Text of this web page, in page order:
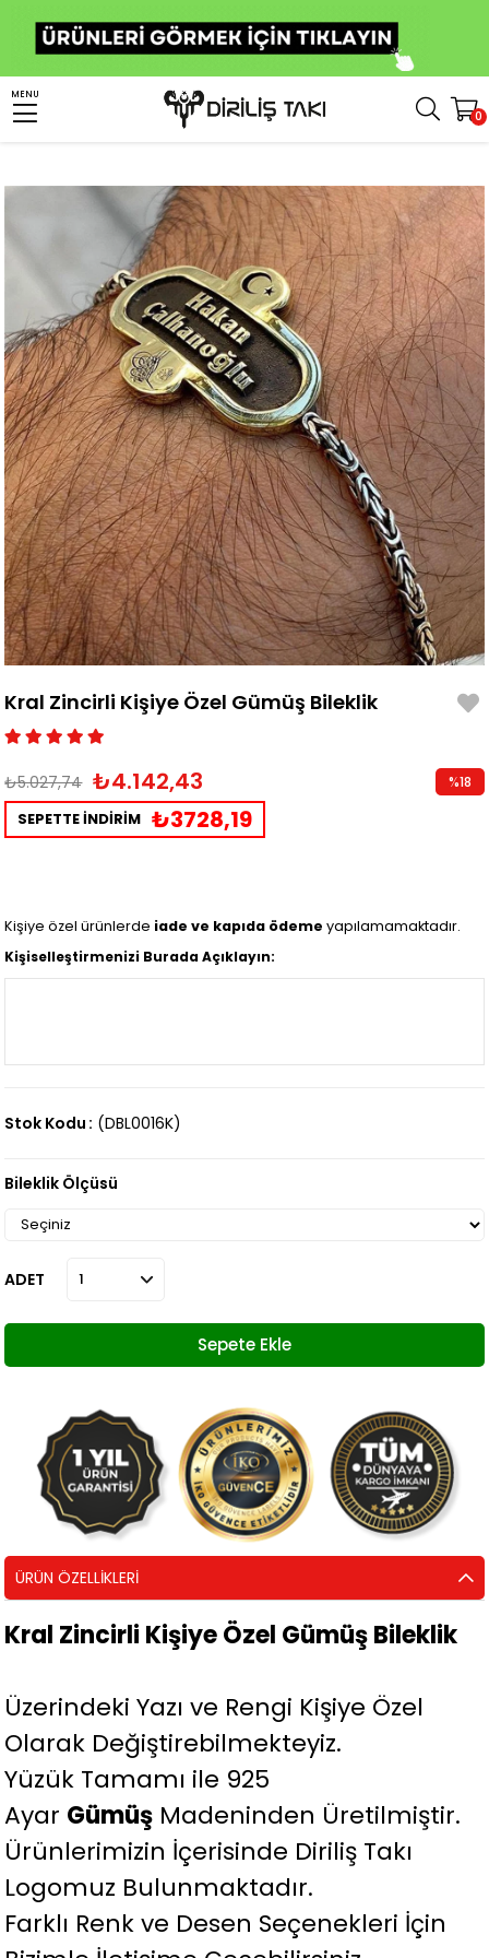
MENU
0
Kişiye Özel Ürünler
Kral Zincirli Kişiye Özel Gümüş Bileklik
Kral Zincirli Kişiye Özel Gümüş Bileklik
₺5.027,74 ₺4.142,43
SEPETTE İNDİRİM ₺3728,19
%18
Kişiye özel ürünlerde iade ve kapıda ödeme yapılamamaktadır.
Kişiselleştirmenizi Burada Açıklayın:
Stok Kodu (DBL0016K)
Bileklik Ölçüsü
ADET
ÜRÜN ÖZELLIKLERI
Kral Zincirli Kişiye Özel Gümüş Bileklik
Üzerindeki Yazı ve Rengi Kişiye Özel
Olarak Değiştirebilmekteyiz.
Yüzük Tamamı ile 925
Ayar Gümüş Madeninden Üretilmiştir.
Ürünlerimizin İçerisinde Diriliş Takı
Logomuz Bulunmaktadır.
Farklı Renk ve Desen Seçenekleri İçin